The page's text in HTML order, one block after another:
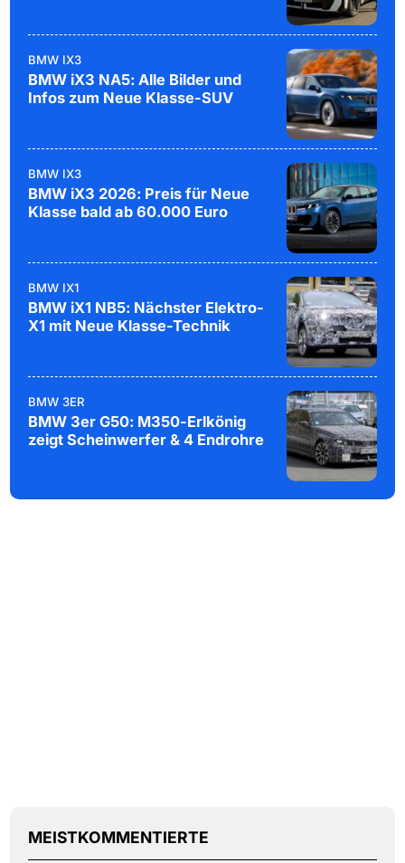
BMW IX3
BMW iX3 NA5: Alle Bilder und
Infos zum Neue Klasse-SUV
BMW IX3
BMW iX3 2026: Preis für Neue
Klasse bald ab 60.000 Euro
BMW IX1
BMW iX1 NB5: Nächster Elektro-
X1 mit Neue Klasse-Technik
BMW 3ER
BMW 3er G50: M350-Erlkönig
zeigt Scheinwerfer & 4 Endrohre
MEISTKOMMENTIERTE